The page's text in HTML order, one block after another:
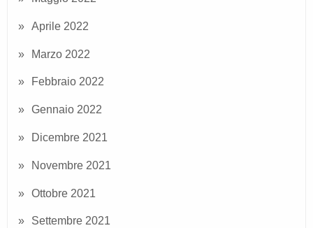
Aprile 2022
Marzo 2022
Febbraio 2022
Gennaio 2022
Dicembre 2021
Novembre 2021
Ottobre 2021
Settembre 2021